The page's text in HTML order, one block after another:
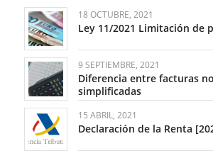
18 OCTUBRE, 2021
Ley 11/2021 Limitación de
9 SEPTIEMBRE, 2021
Diferencia entre facturas
simplificadas
15 ABRIL, 2021
Declaración de la Renta